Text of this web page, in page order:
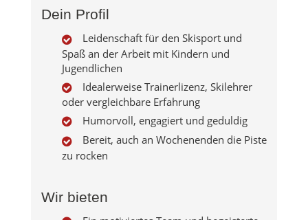
Dein Profil
Leidenschaft für den Skisport und
Spaß an der Arbeit mit Kindern und
Jugendlichen
Idealerweise Trainerlizenz, Skilehrer
oder vergleichbare Erfahrung
Humorvoll, engagiert und geduldig
Bereit, auch an Wochenenden die Piste
zu rocken
Wir bieten